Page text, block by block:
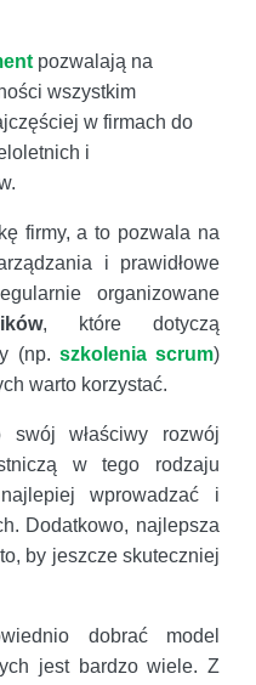
pozwalają na
wszystkim
w firmach do
i
firmy, a to pozwala na
i prawidłowe
organizowane
, które dotyczą
(np. szkolenia scrum)
warto korzystać.
swój właściwy rozwój
w tego rodzaju
wprowadzać i
Dodatkowo, najlepsza
by jeszcze skuteczniej
dobrać model
jest bardzo wiele. Z